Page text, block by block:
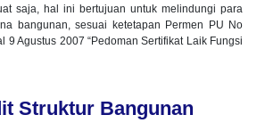
saja, hal ini bertujuan untuk melindungi para
bangunan, sesuai ketetapan Permen PU No
9 Agustus 2007 “Pedoman Sertifikat Laik Fungsi
Struktur Bangunan